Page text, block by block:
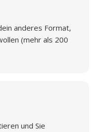
anderes Format,
(mehr als 200
und Sie